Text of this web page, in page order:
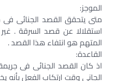
الموجز:
متى يتحقق القصد الجنائى
استقلالا عن قصد السرقة . غير
المتهم هو انتفاء هذا القصد .
القاعدة:
اذ كان القصد الجنائى فى